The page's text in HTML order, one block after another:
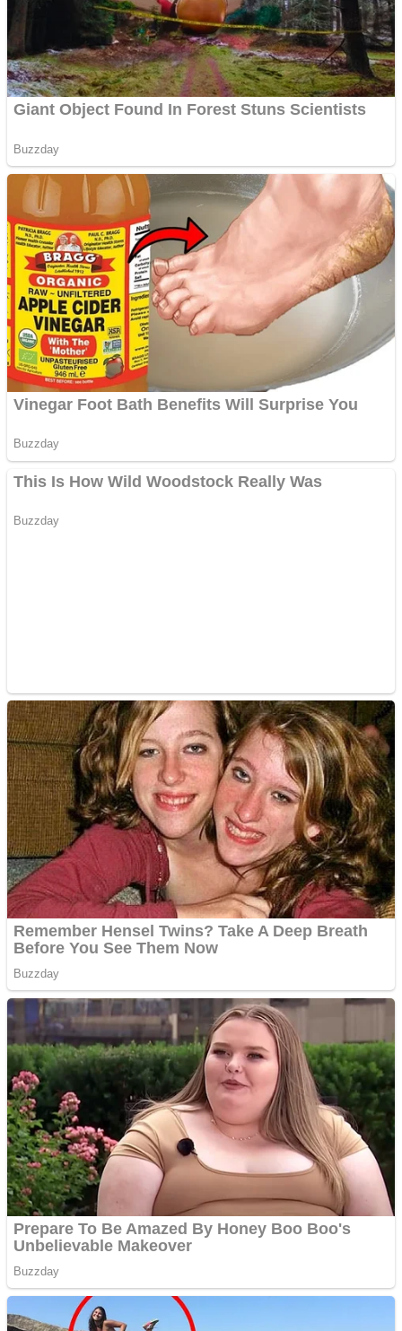
Cutit cositoare KUHN
Creez aplicatie
ANDROID pentru siteul
Creez aplicatie
ANDROID pentru siteul
tau
Anuntul tau apare in mai
multe ziare online
Curatare canapele
Bucuresti. Curatare
profesionala
Website de tip Adsense cu
domeniu adzeige.ro
Vând sticlă cu vin din
1958 Murfatlar
Chardonnay
Împrumut si investitii